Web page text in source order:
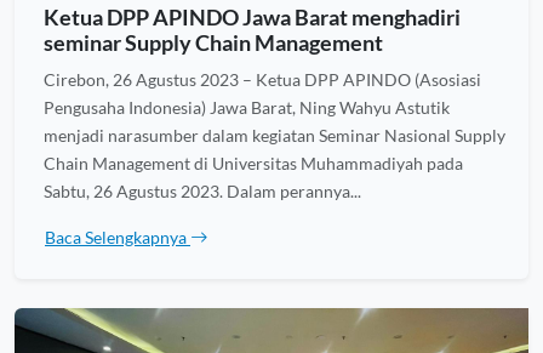
Ketua DPP APINDO Jawa Barat menghadiri
seminar Supply Chain Management
Cirebon, 26 Agustus 2023 – Ketua DPP APINDO (Asosiasi
Pengusaha Indonesia) Jawa Barat, Ning Wahyu Astutik
menjadi narasumber dalam kegiatan Seminar Nasional Supply
Chain Management di Universitas Muhammadiyah pada
Sabtu, 26 Agustus 2023. Dalam perannya...
Baca Selengkapnya